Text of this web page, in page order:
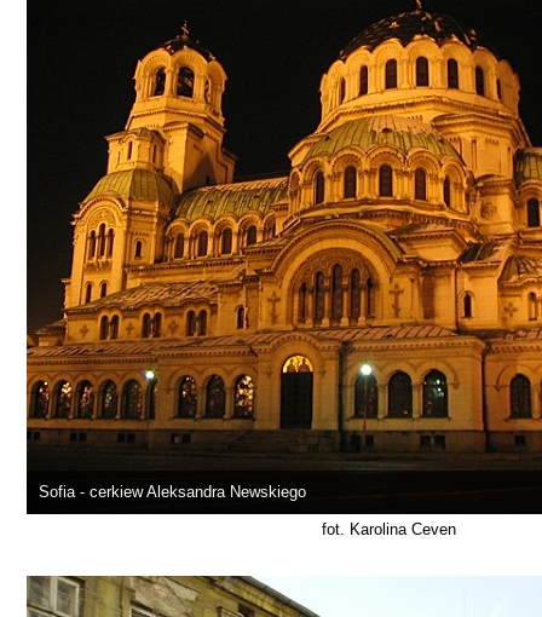
Sofia - cerkiew Aleksandra Newskiego
fot. Karolina Ceven